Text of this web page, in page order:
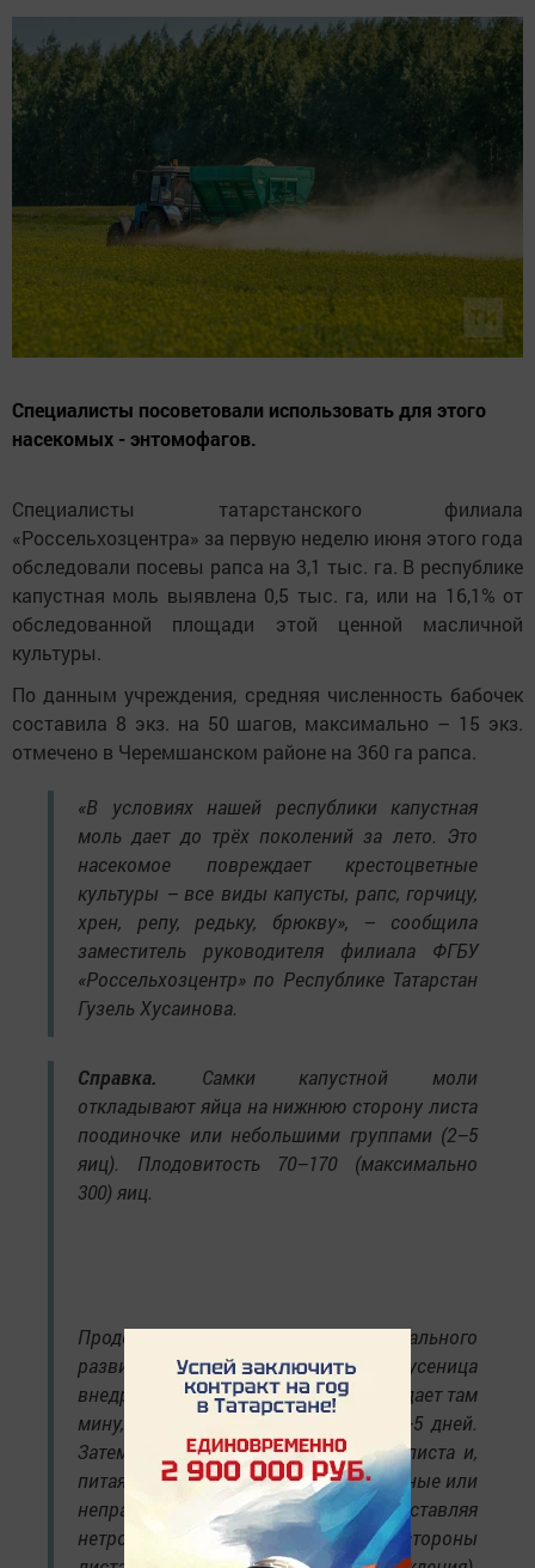
Специалисты посоветовали использовать для этого
насекомых - энтомофагов.
Специалисты татарстанского филиала
«Россельхозцентра» за первую неделю июня этого года
обследовали посевы рапса на 3,1 тыс. га. В республике
капустная моль выявлена 0,5 тыс. га, или на 16,1% от
обследованной площади этой ценной масличной
культуры.
По данным учреждения, средняя численность бабочек
составила 8 экз. на 50 шагов, максимально – 15 экз.
отмечено в Черемшанском районе на 360 га рапса.
«В условиях нашей республики капустная
моль дает до трёх поколений за лето. Это
насекомое повреждает крестоцветные
культуры – все виды капусты, рапс, горчицу,
хрен, репу, редьку, брюкву», – сообщила
заместитель руководителя филиала ФГБУ
«Россельхозцентр» по Республике Татарстан
Гузель Хусаинова.
Справка. Самки
капустной моли
откладывают яйца на нижнюю сторону листа
поодиночке или небольшими группами (2–5
яиц). Плодовитость 70–170 (максимально
300) яиц.
Продолжительность эмбрионального
развития 3–7 дней. Отродившаяся гусеница
внедряется в паренхиму листа и выедает там
мину, в которой живет в течение 1–5 дней.
Затем она выходит на поверхность листа и,
питаясь, выгрызает небольшие овальные или
неправильной формы отверстия, оставляя
нетронутым эпидермис с одной стороны